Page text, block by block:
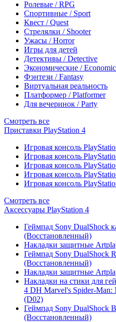
Ролевые / RPG
Спортивные / Sport
Квест / Quest
Стрелялки / Shooter
Ужасы / Horror
Игры для детей
Детективы / Detective
Экономические / Economic
Фэнтези / Fantasy
Виртуальная реальность
Платформер / Platformer
Для вечеринок / Party
Смотреть все
Приставки PlayStation 4
Игровая консоль
Игровая консоль
Игровая консоль
Игровая консоль
Игровая консоль
Смотреть все
Аксессуары PlayStation 4
Геймпад Sony DualShock
(Восстановленный)
Накладки защитные
Геймпад Sony DualShock
(Восстановленный)
Накладки защитные
Накладки на стики для
4 DH Marvel's Spider-
(D02)
Геймпад Sony DualShock
(Восстановленный)